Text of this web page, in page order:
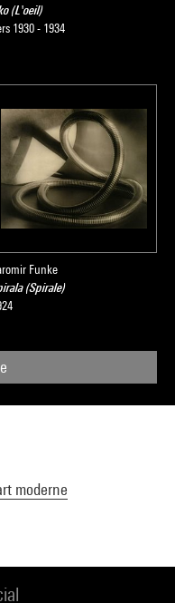
(L'oeil)
1930 - 1934
Funke
(Spirale)
moderne